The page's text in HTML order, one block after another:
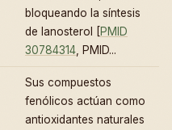
bloqueando la síntesis
de lanosterol [PMID
30784314 , PMID...
Sus compuestos
fenólicos actúan como
antioxidantes naturales